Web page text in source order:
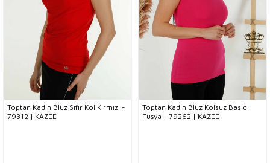
Toptan Kadın Bluz Sıfır Kol Kırmızı -
79312 | KAZEE
Toptan Kadın Bluz Kolsuz Basic
Fuşya - 79262 | KAZEE